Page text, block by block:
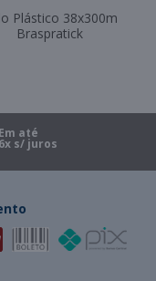
Plástico 38x300m
Braspratick
até
s/ juros